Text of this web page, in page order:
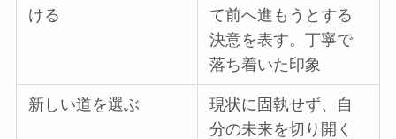
ける
て前へ進もうとする
決意を表す。丁寧で
落ち着いた印象
新しい道を選ぶ
現状に固執せず、自
分の未来を切り開く